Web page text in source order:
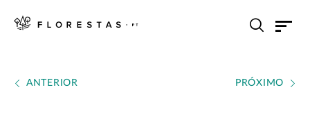
ANTERIOR PRÓXIMO